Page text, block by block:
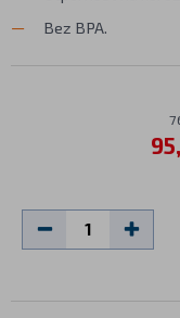
Bez BPA.